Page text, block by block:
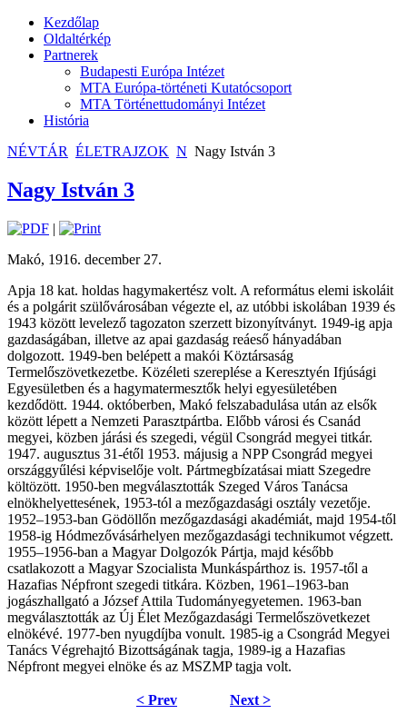
Kezdőlap
Oldaltérkép
Partnerek
Budapesti Európa Intézet
MTA Európa-történeti Kutatócsoport
MTA Történettudományi Intézet
História
NÉVTÁR ÉLETRAJZOK N Nagy István 3
Nagy István 3
|
Makó, 1916. december 27.
Apja 18 kat. holdas hagymakertész volt. A református elemi iskoláit
és a polgárit szülővárosában végezte el, az utóbbi iskolában 1939 és
1943 között levelező tagozaton szerzett bizonyítványt. 1949-ig apja
gazdaságában, illetve az apai gazdaság reáeső hányadában
dolgozott. 1949-ben belépett a makói Köztársaság
Termelőszövetkezetbe. Közéleti szereplése a Keresztyén Ifjúsági
Egyesületben és a hagy­matermesztők helyi egyesületében
kezdődött. 1944. októberben, Makó felszabadulása után az elsők
között lé­pett a Nemzeti Parasztpártba. Előbb városi és Csanád
megyei, közben járási és szegedi, végül Csongrád megyei titkár.
1947. augusztus 31-étől 1953. májusig a NPP Csongrád megyei
országgyűlési képviselője volt. Pártmegbízatásai miatt Szegedre
költözött. 1950-ben megválasztották Szeged Város Tanácsa
elnökhelyettesének, 1953-tól a mezőgazdasági osztály vezetője.
1952–1953-ban Gödöllőn mezőgazdasági akadé­miát, majd 1954-től
1958-ig Hódmezővásárhelyen mezőgazdasági technikumot végzett.
1955–1956-ban a Magyar Dolgozók Pártja, majd később
csatlakozott a Magyar Szocialista Munkáspárthoz is. 1957-től a
Hazafias Népfront szegedi titkára. Közben, 1961–1963-ban
jogászhallgató a József Attila Tudományegyetemen. 1963-ban
megválasztották az Új Élet Mezőgazdasági Termelőszövetkezet
elnökévé. 1977-ben nyugdíjba vonult. 1985-ig a Csongrád Megyei
Tanács Végrehajtó Bizottságának tagja, 1989-ig a Hazafias
Népfront megyei elnöke és az MSZMP tagja volt.
< Prev Next >